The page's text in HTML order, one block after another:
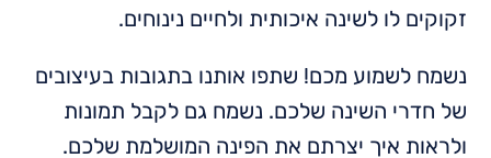
זקוקים לו לשינה איכותית ולחיים נינוחים.
נשמח לשמוע מכם! שתפו אותנו בתגובות בעיצובים
של חדרי השינה שלכם. נשמח גם לקבל תמונות
ולראות איך יצרתם את הפינה המושלמת שלכם.